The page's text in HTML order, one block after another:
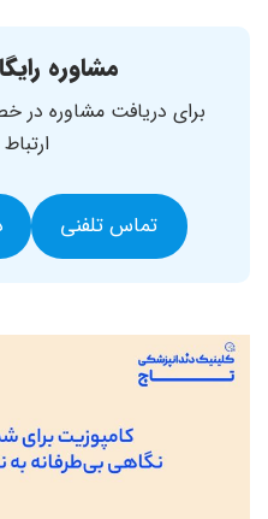
مشاوره
برای دریافت مشاوره در
تماس تلفنی